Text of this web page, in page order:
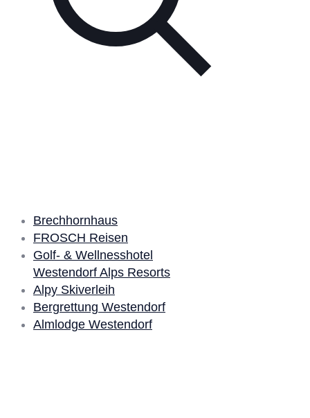
Brechhornhaus
FROSCH Reisen
Golf- & Wellnesshotel
Westendorf Alps Resorts
Alpy Skiverleih
Bergrettung Westendorf
Almlodge Westendorf